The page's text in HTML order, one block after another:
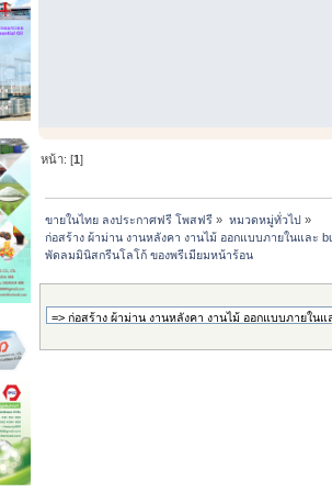
หน้า: [1]
ขายในไทย ลงประกาศฟรี โพสฟรี » หมวดหมู่ทั่วไป »
ก่อสร้าง ผ้าม่าน งานหลังคา งานไม้ ออกแบบภายในและ
พัดลมมินิสกรีนโลโก้ ของพรีเมียมหน้าร้อน